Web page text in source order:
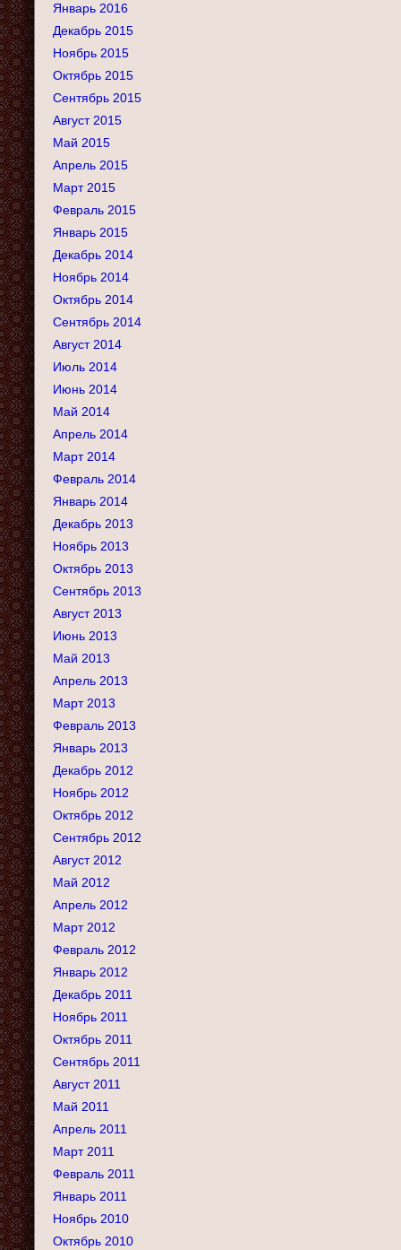
Январь 2016
Декабрь 2015
Ноябрь 2015
Октябрь 2015
Сентябрь 2015
Август 2015
Май 2015
Апрель 2015
Март 2015
Февраль 2015
Январь 2015
Декабрь 2014
Ноябрь 2014
Октябрь 2014
Сентябрь 2014
Август 2014
Июль 2014
Июнь 2014
Май 2014
Апрель 2014
Март 2014
Февраль 2014
Январь 2014
Декабрь 2013
Ноябрь 2013
Октябрь 2013
Сентябрь 2013
Август 2013
Июнь 2013
Май 2013
Апрель 2013
Март 2013
Февраль 2013
Январь 2013
Декабрь 2012
Ноябрь 2012
Октябрь 2012
Сентябрь 2012
Август 2012
Май 2012
Апрель 2012
Март 2012
Февраль 2012
Январь 2012
Декабрь 2011
Ноябрь 2011
Октябрь 2011
Сентябрь 2011
Август 2011
Май 2011
Апрель 2011
Март 2011
Февраль 2011
Январь 2011
Ноябрь 2010
Октябрь 2010